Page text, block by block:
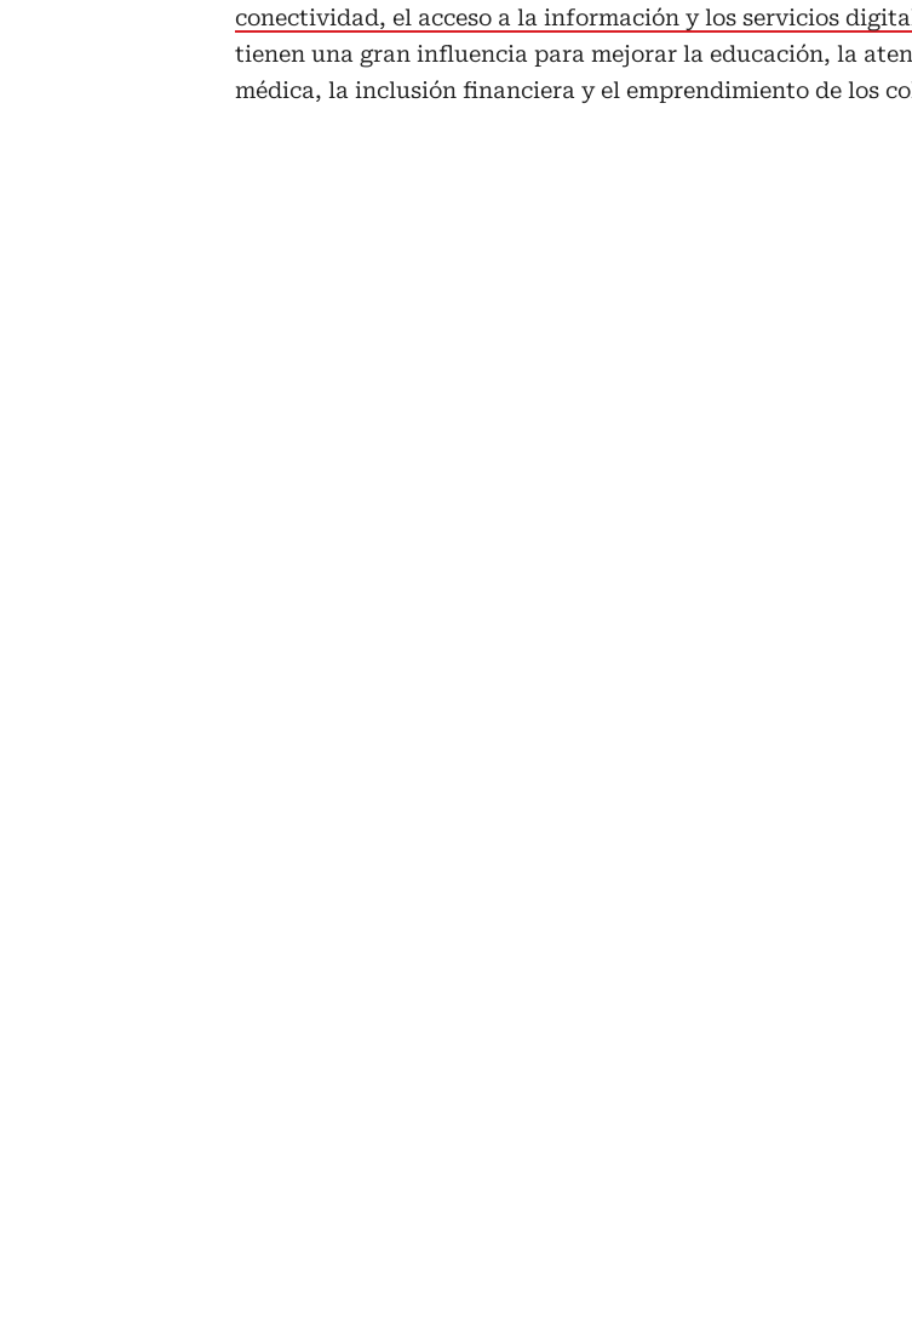
conectividad, el acceso a la información y los servicios
tienen una gran influencia para mejorar la educación, la
médica, la inclusión financiera y el emprendimiento de los